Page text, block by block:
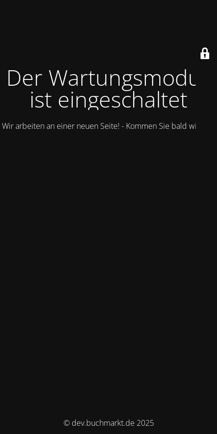
Der Wartungsmodus
ist eingeschaltet
Wir arbeiten an einer neuen Seite! - Kommen Sie bald wieder.
© dev.buchmarkt.de 2025